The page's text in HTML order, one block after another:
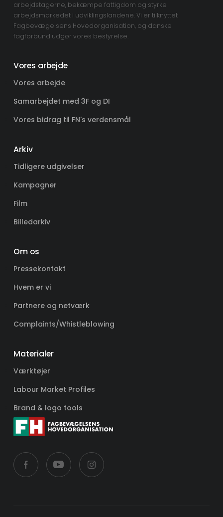
arbejdstagerne, bekæmpe fattigdom og styrke
arbejdsmarkedet i udviklingslandene. Vi er tilknyttet
Fagbevægelsens Hovedorganisation, og danske
fagforbund udgør vores bestyrelse.
Vores arbejde
Vores arbejde
Samarbejdet med 3F og DI
Vores bidrag til FN's verdensmål
Arkiv
Tidligere udgivelser
Kampagner
Film
Billedarkiv
Om os
Pressekontakt
Hvem er vi
Partnere og netværk
Complaints/Whistleblowing
Materialer
Værktøjer
Labour Market Profiles
Brand & logo tools